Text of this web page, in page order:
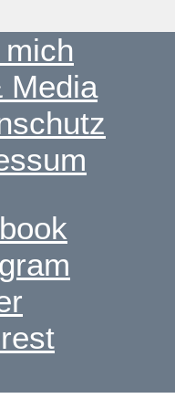
Media